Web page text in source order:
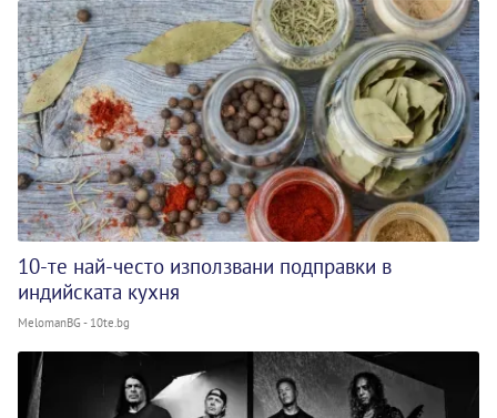
10-те най-често използвани подправки в
индийската кухня
MelomanBG - 10te.bg